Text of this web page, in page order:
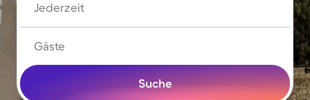
Jederzeit
Gäste
Suche